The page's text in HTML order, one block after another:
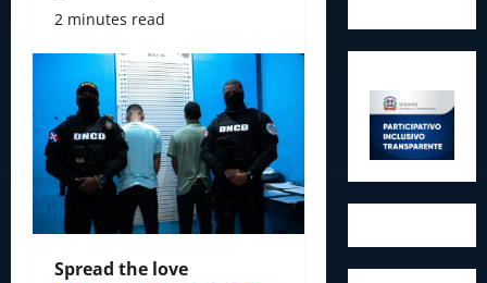
2 minutes read
Spread the love